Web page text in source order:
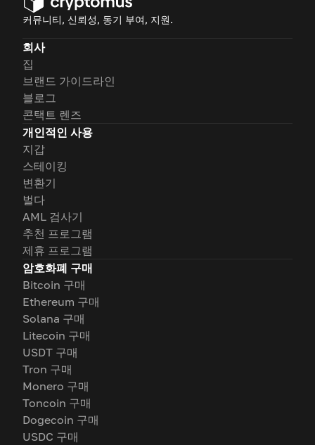
커뮤니티, 신뢰성, 동기 부여, 지원.
회사
집
브랜드 가이드라인
블로그
콘택트 렌즈
개인적인 사용
지갑
스테이킹
변환기
벌다
AML 검사기
추천 프로그램
제휴 프로그램
암호화폐 구매
Bitcoin 구매
Ethereum 구매
Solana 구매
Litecoin 구매
USDT 구매
Tron 구매
Monero 구매
Toncoin 구매
Dogecoin 구매
USDC 구매